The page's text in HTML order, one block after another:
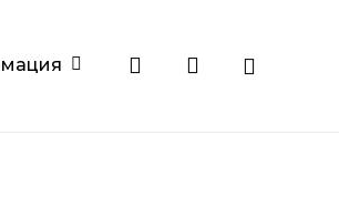
search account